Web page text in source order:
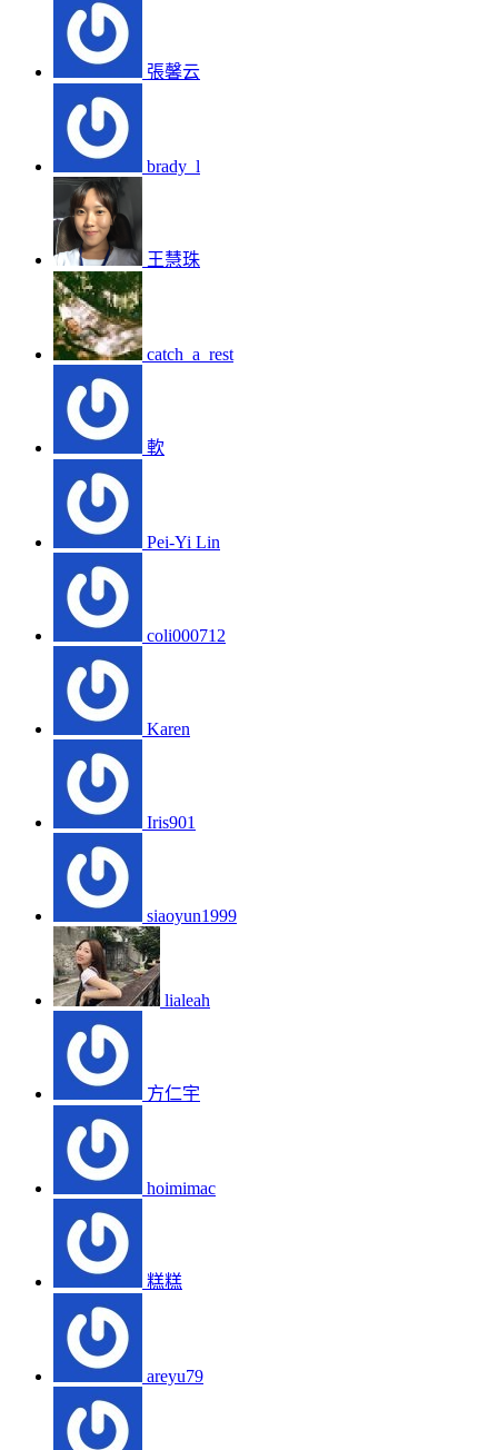
張馨云
brady_l
王慧珠
catch_a_rest
軟
Pei-Yi Lin
coli000712
Karen
Iris901
siaoyun1999
lialeah
方仁宇
hoimimac
糕糕
areyu79